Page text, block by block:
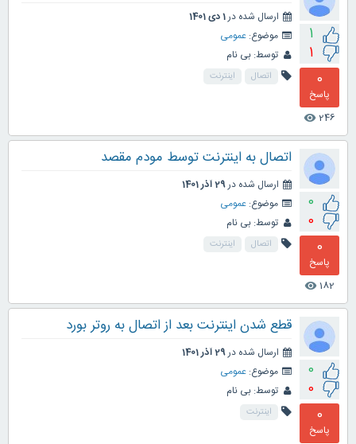
1
1
0
پاسخ
246
visibility
ارسال شده در1 دی 1401
موضوع: عمومی
توسط: بی نام
اتصال اینترنت
0
0
0
پاسخ
182
visibility
اتصال به اینترنت توسط مودم مقصد
ارسال شده در29 آذر 1401
موضوع: عمومی
توسط: بی نام
اتصال اینترنت
0
0
0
پاسخ
قطع شدن اینترنت بعد از اتصال به روتر بورد
ارسال شده در29 آذر 1401
موضوع: عمومی
توسط: بی نام
اینترنت